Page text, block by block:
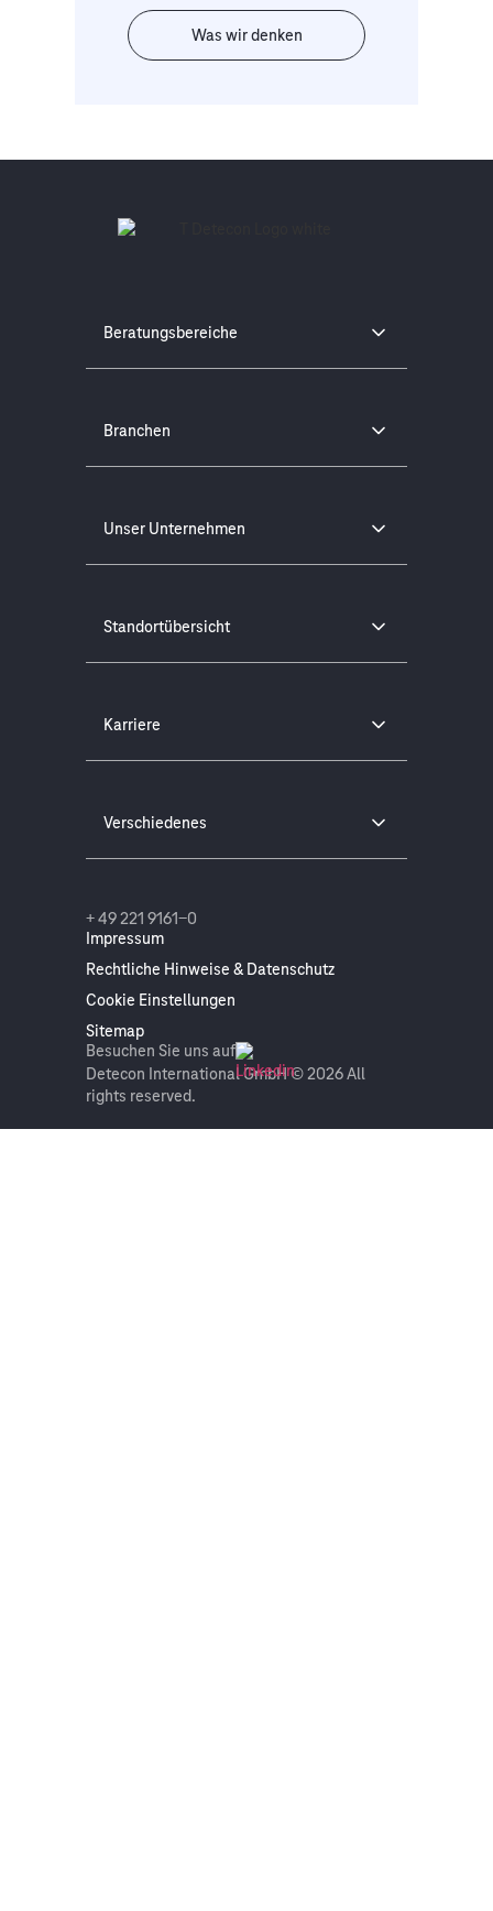
Was wir denken
Beratungsbereiche
Branchen
Unser Unternehmen
Standortübersicht
Karriere
Verschiedenes
Detecon International GmbH © 2026 All
rights reserved.
Impressum
Rechtliche Hinweise & Datenschutz
Cookie Einstellungen
Sitemap
+ 49 221 9161-0
Besuchen Sie uns auf